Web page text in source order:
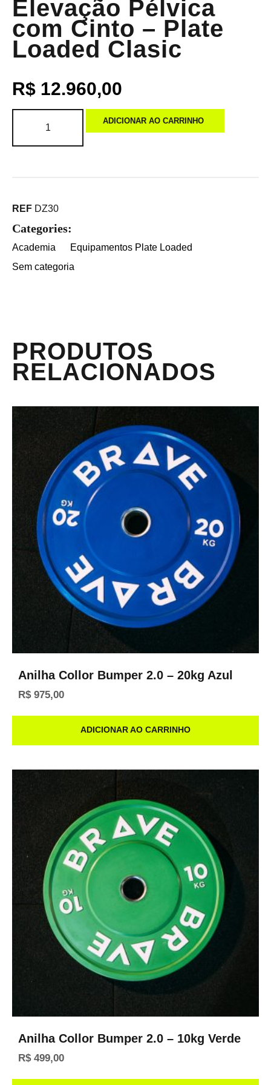
Elevação Pélvica
com Cinto – Plate
Loaded Clasic
R$ 12.960,00
ADICIONAR AO CARRINHO
REF DZ30
Categories:
Academia
Equipamentos Plate Loaded
Sem categoria
PRODUTOS
RELACIONADOS
Anilha Collor Bumper 2.0 – 20kg Azul
R$975,00
ADICIONAR AO CARRINHO
Anilha Collor Bumper 2.0 – 10kg Verde
R$499,00